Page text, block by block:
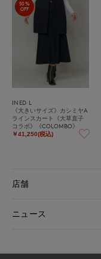
50%
OFF
INED L
《大きいサイズ》カシミヤA
ラインスカート《大草直子
コラボ》《COLOMBO》
￥41,250(税込)
店舗
ニュース